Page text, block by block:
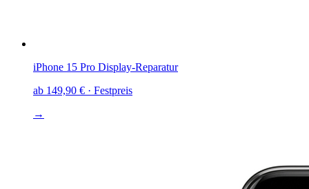
iPhone 15 Pro Display-Reparatur
ab 149,90 € · Festpreis
→